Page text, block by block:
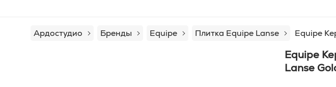
Ардостудио Бренды Equipe Плитка Equipe Lanse Equipe
Equipe
Lanse